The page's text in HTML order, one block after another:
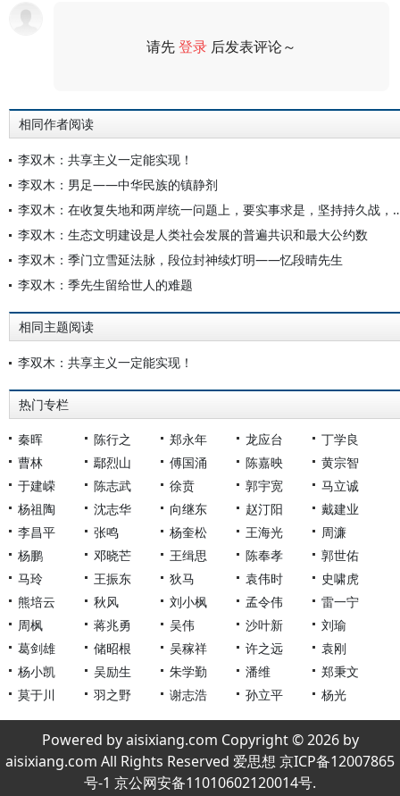
请先登录 后发表评论～
相同作者阅读
李双木：共享主义一定能实现！
李双木：男足——中华民族的镇静剂
李双木：在收复失地和两岸统一
李双木：生态文明建设是人类社会发展的普遍共识和最大公约数
李双木：季门立雪延法脉，段位封神续灯明——忆段晴先生
李双木：季先生留给世人的难题
相同主题阅读
李双木：共享主义一定能实现！
热门专栏
秦晖 陈行之 郑永年 龙应台
丁学良
曹林
鄢烈山 傅国涌 陈嘉映
黄宗智
于建嵘
陈志武 徐贲 郭宇宽
马立诚
杨祖陶
沈志华 向继东 赵汀阳
戴建业
李昌平
张鸣 杨奎松 王海光
周濂
杨鹏
邓晓芒 王缉思 陈奉孝
郭世佑
马玲
王振东 狄马 袁伟时
史啸虎
熊培云
秋风 刘小枫 孟令伟
雷一宁
周枫
蒋兆勇 吴伟 沙叶新
刘瑜
葛剑雄
储昭根 吴稼祥 许之远
袁刚
杨小凯
吴励生 朱学勤 潘维
郑秉文
莫于川
羽之野 谢志浩 孙立平 杨光
Powered by aisixiang.com Copyright © 2026 by
aisixiang.com All Rights Reserved 爱思想 京ICP备12007865
号-1 京公网安备11010602120014号.